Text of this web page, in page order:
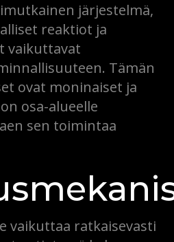
järjestelmä,
reaktiot ja
vaikuttavat
Tämän
ovat moninaiset ja
osa-alueelle
sen toimintaa
vaikuttaa ratkaisevasti